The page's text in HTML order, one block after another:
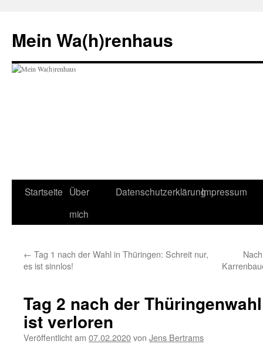
springen
Mein Wa(h)renhaus
Startseite Über
mich
DatenschutzerklärungImpressum
← Tag 1 nach der Wahl in Thüringen: Schreit nur,
es ist sinnlos!
Tag 2 nach der
ist verloren
Veröffentlicht am 07.02.2020von Jens Bertrams